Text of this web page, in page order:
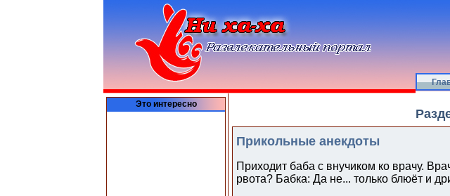
Это интересно
Прикольные анекдоты
Приходит баба с внучиком ко врачу.
рвота? Бабка: Да не... только блюёт и